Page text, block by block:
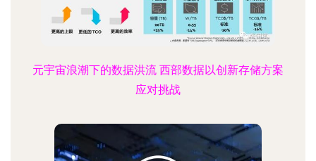
元宇宙浪潮下的数据洪流 西部数据以创新存储方案
应对挑战